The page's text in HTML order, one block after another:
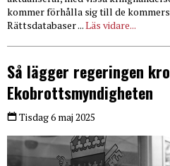
kommer förhålla sig till de
Rättsdatabaser ...Läs vidare...
Så lägger regeringen
Ekobrottsmyndigheten
Tisdag 6 maj 2025